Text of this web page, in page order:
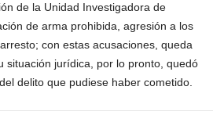
de la Unidad Investigadora de
de arma prohibida, agresión a los
con estas acusaciones, queda
situación jurídica, por lo pronto, quedó
delito que pudiese haber cometido.